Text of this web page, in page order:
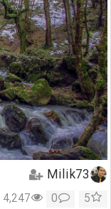
Milik73
5
0
4,247